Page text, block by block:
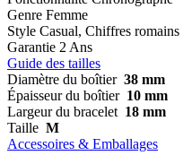
Genre Femme
Style Casual, Chiffres romains
Garantie 2 Ans
Guide des tailles
Diamètre du boîtier 38 mm
Épaisseur du boîtier 10 mm
Largeur du bracelet 18 mm
Taille M
Accessoires & Emballages